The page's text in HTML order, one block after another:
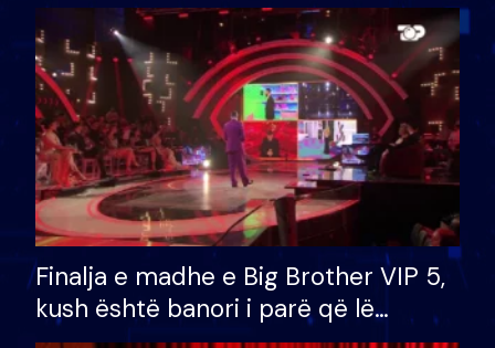
Finalja e madhe e Big Brother VIP 5,
kush është banori i parë që lë
shtëpinë dhe humb mundësinë për